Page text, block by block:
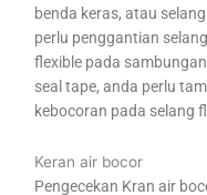
benda keras, atau
perlu penggantian
flexible pada
seal tape, anda perlu
kebocoran pada selang
Keran air bocor
Pengecekan Kran air